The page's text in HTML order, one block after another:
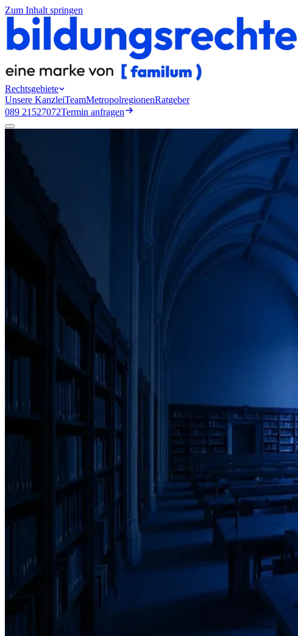
Zum Inhalt springen
Rechtsgebiete
Unsere KanzleiTeamMetropolregionenRatgeber
089 21527072Termin anfragen